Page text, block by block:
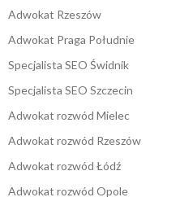
Adwokat Rzeszów
Adwokat Praga Południe
Specjalista SEO Świdnik
Specjalista SEO Szczecin
Adwokat rozwód Mielec
Adwokat rozwód Rzeszów
Adwokat rozwód Łódź
Adwokat rozwód Opole